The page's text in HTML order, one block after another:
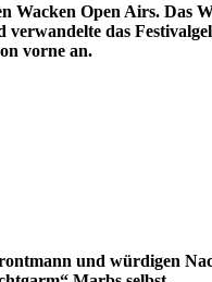
Open Airs. Das
das
vorne an.
und würdigen